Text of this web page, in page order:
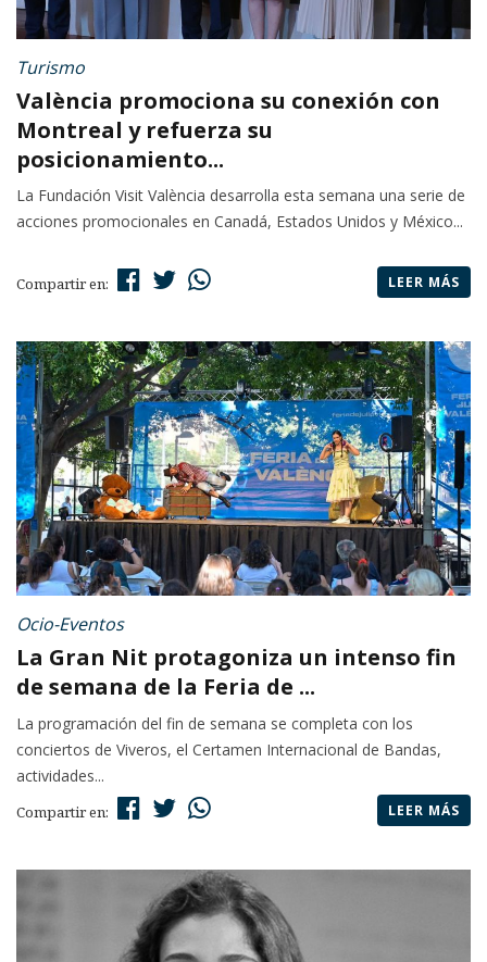
Turismo
València promociona su conexión con
Montreal y refuerza su
posicionamiento...
La Fundación Visit València desarrolla esta semana una serie de
acciones promocionales en Canadá, Estados Unidos y México...
Compartir en: LEER MÁS
Ocio-Eventos
La Gran Nit protagoniza un intenso fin
de semana de la Feria de ...
La programación del fin de semana se completa con los
conciertos de Viveros, el Certamen Internacional de Bandas,
actividades...
Compartir en: LEER MÁS